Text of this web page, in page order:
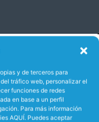
y de terceros para
tráfico web, personalizar el
funciones de redes
en base a un perfil
Para más información
AQUÍ. Puedes aceptar